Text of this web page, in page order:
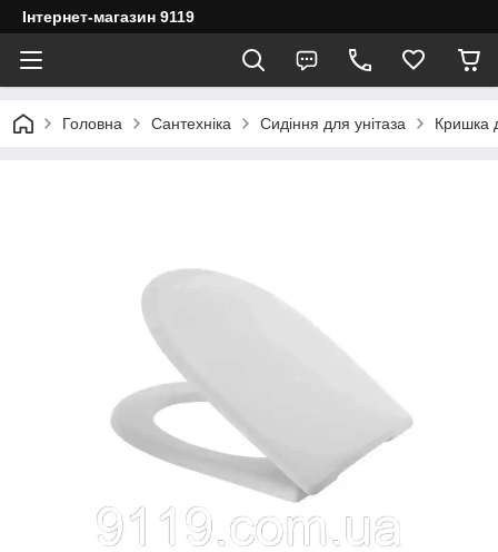
Інтернет-магазин 9119
Головна Сантехніка Сидіння для унітаза Кришка